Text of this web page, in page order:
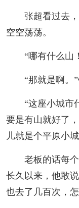
张超看过去
空空荡荡。
“哪有什么山
“那就是啊。”
“这座小城市
要是有山就好了
儿就是个平原小
老板的话每
长久以来，他敢
也去了几百次，